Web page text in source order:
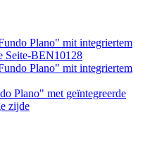
Plano" met geïntegreerde
zijde